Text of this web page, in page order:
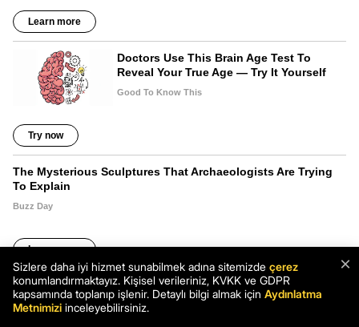
×
Sizlere daha iyi hizmet sunabilmek adına sitemizde çerez
konumlandırmaktayız. Kişisel verileriniz, KVKK ve GDPR
kapsamında toplanıp işlenir. Detaylı bilgi almak için Aydınlatma
Metnimizi inceleyebilirsiniz.